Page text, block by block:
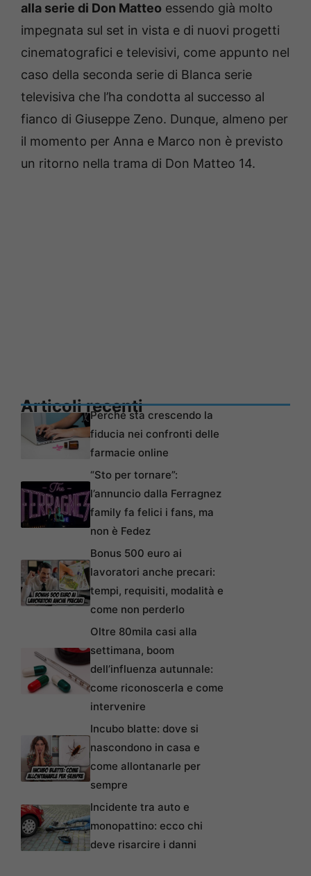
alla serie di Don Matteo essendo già molto
impegnata sul set in vista e di nuovi progetti
cinematografici e televisivi, come appunto nel
caso della seconda serie di Blanca serie
televisiva che l’ha condotta al successo al
fianco di Giuseppe Zeno. Dunque, almeno per
il momento per Anna e Marco non è previsto
un ritorno nella trama di Don Matteo 14.
Articoli recentiPerché sta crescendo la
fiducia nei confronti delle
farmacie online
“Sto per tornare”:
l’annuncio dalla Ferragnez
family fa felici i fans, ma
non è Fedez
Bonus 500 euro ai
lavoratori anche precari:
tempi, requisiti, modalità e
come non perderlo
Oltre 80mila casi alla
settimana, boom
dell’influenza autunnale:
come riconoscerla e come
intervenire
Incubo blatte: dove si
nascondono in casa e
come allontanarle per
sempre
Incidente tra auto e
monopattino: ecco chi
deve risarcire i danni